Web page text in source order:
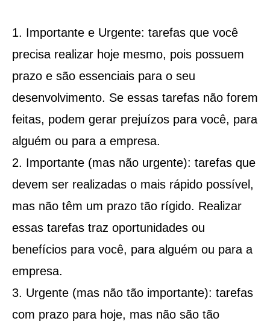
Importante e Urgente: tarefas que você
precisa realizar hoje mesmo, pois possuem
prazo e são essenciais para o seu
desenvolvimento. Se essas tarefas não forem
feitas, podem gerar prejuízos para você, para
alguém ou para a empresa.
Importante (mas não urgente): tarefas que
devem ser realizadas o mais rápido possível,
mas não têm um prazo tão rígido. Realizar
essas tarefas traz oportunidades ou
benefícios para você, para alguém ou para a
empresa.
Urgente (mas não tão importante): tarefas
com prazo para hoje, mas não são tão